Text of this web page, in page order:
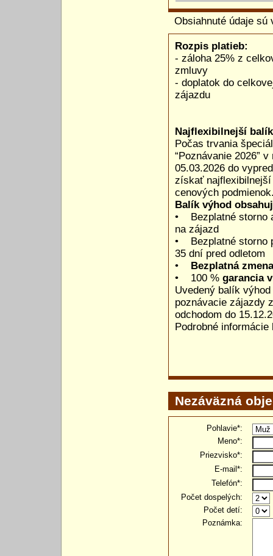
Obsiahnuté údaje sú
Rozpis platieb:
- záloha 25% z
zmluvy
- doplatok do
zájazdu
Najflexibilnejší
Počas trvania
“Poznávanie 2026”
05.03.2026 do
získať najflexibilnejší
cenových
Balík výhod
• Bezplatné storno
na zájazd
• Bezplatné storno
35 dní pred odletom
•
Bezplatná
• 100 % garancia
Uvedený balík
poznávacie zájazdy
odchodom do
Podrobné
Nezáväzná
Pohlavie*:
Meno*:
Priezvisko*:
E-mail*:
Telefón*:
Počet dospelých:
Počet detí:
Poznámka: